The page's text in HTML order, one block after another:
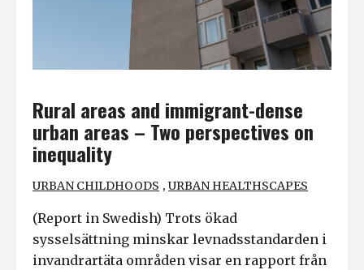
Rural areas and immigrant-dense
urban areas – Two perspectives on
inequality
URBAN CHILDHOODS ,URBAN HEALTHSCAPES
(Report in Swedish) Trots ökad
sysselsättning minskar levnadsstandarden i
invandrartäta områden visar en rapport från